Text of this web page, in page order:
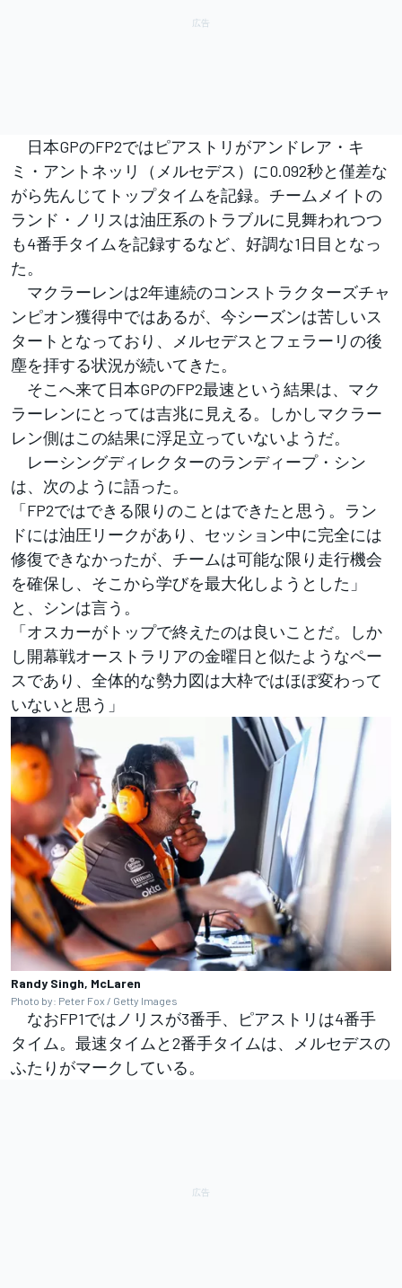
日本GPのFP2ではピアストリがアンドレア・キ
ミ・アントネッリ（メルセデス）に0.092秒と僅差な
がら先んじてトップタイムを記録。チームメイトの
ランド・ノリスは油圧系のトラブルに見舞われつつ
も4番手タイムを記録するなど、好調な1日目となっ
た。
マクラーレンは2年連続のコンストラクターズチャ
ンピオン獲得中ではあるが、今シーズンは苦しいス
タートとなっており、メルセデスとフェラーリの後
塵を拝する状況が続いてきた。
そこへ来て日本GPのFP2最速という結果は、マク
ラーレンにとっては吉兆に見える。しかしマクラー
レン側はこの結果に浮足立っていないようだ。
レーシングディレクターのランディープ・シン
は、次のように語った。
「FP2ではできる限りのことはできたと思う。ラン
ドには油圧リークがあり、セッション中に完全には
修復できなかったが、チームは可能な限り走行機会
を確保し、そこから学びを最大化しようとした」
と、シンは言う。
「オスカーがトップで終えたのは良いことだ。しか
し開幕戦オーストラリアの金曜日と似たようなペー
スであり、全体的な勢力図は大枠ではほぼ変わって
いないと思う」
Randy Singh, McLaren
Photo by: Peter Fox / Getty Images
なおFP1ではノリスが3番手、ピアストリは4番手
タイム。最速タイムと2番手タイムは、メルセデスの
ふたりがマークしている。